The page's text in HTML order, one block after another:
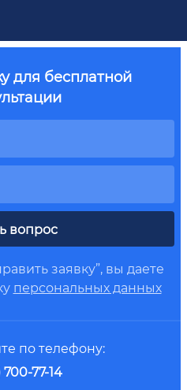
для бесплатной
Задать вопрос
заявку”, вы даете
персональных данных
по телефону:
77-14